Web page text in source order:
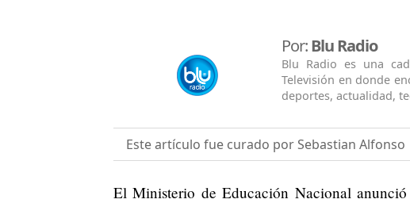
Por:Blu Radio
Blu Radio es una
Televisión en donde
deportes, actualidad,
Este artículo fue curado por Sebastian Alfonso
El Ministerio de Educación Nacional